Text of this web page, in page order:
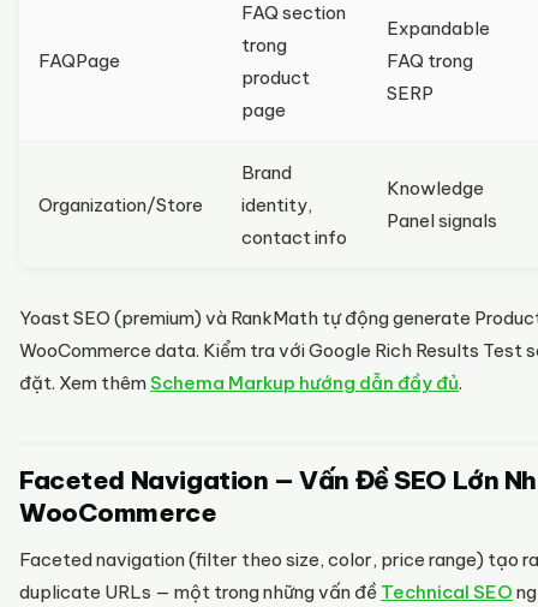
FAQPage
FAQ section
trong
product
page
Expandable
FAQ trong
SERP
Organization/Store
Brand
identity,
contact info
Knowledge
Panel signals
Yoast SEO (premium) và RankMath tự động generate
WooCommerce data. Kiểm tra với Google Rich Results Test
đặt. Xem thêm Schema Markup hướng dẫn đầy đủ.
Faceted Navigation — Vấn Đề SEO Lớn
WooCommerce
Faceted navigation (filter theo size, color, price range) tạo
duplicate URLs — một trong những vấn đề Technical SEO